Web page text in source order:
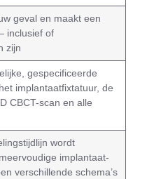
geval en maakt een
inclusief of
zijn
gespecificeerde
implantaatfixtatuur, de
CBCT-scan en alle
wordt
implantaat-
verschillende schema’s